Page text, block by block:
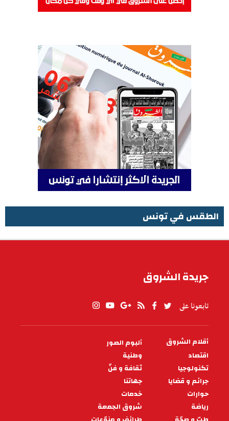
الطقس في تونس
جريدة الشروق
تابعونا على
PIED
DE
PAGE
أقلام الشروق
ألبوم الصور
اقتصاد
وطنية
تكنولوجيا
ثقافة و فنّ
جرائم و قضايا
جهاتنا
حوارات
خدمات
رياضة
شروق الجمعة